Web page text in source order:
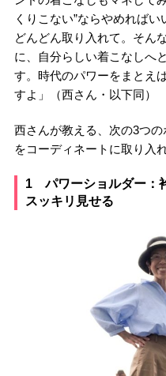
くりこない”ならやめればい
どんどん取り入れて。そん
に、自分らしい着こなしへ
す。時代のパワーをまとえ
すよ」（西さん・以下同）
西さんが教える、次の3つ
をコーディネートに取り入
1 パワーショルダー：
スッキリ見せる